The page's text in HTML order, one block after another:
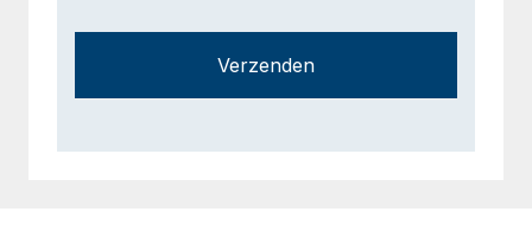
Verzenden